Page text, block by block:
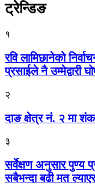
ट्रेन्डिङ
१
रवि लामिछानेको
प्रसाईले नै उम्मेद्वारी
२
दाङ क्षेत्र नं. २ मा शंकर
३
सर्वेक्षण अनुसार पुण्य
सबैभन्दा बढी मत